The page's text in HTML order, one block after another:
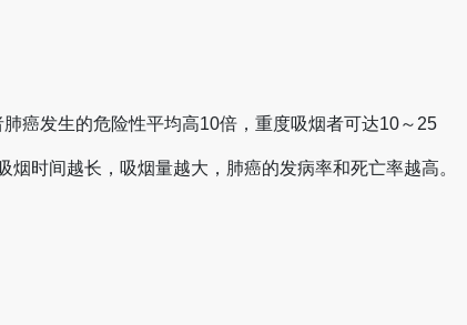
癌发生的危险性平均高10倍，重度吸烟者可达10～25
时间越长，吸烟量越大，肺癌的发病率和死亡率越高。